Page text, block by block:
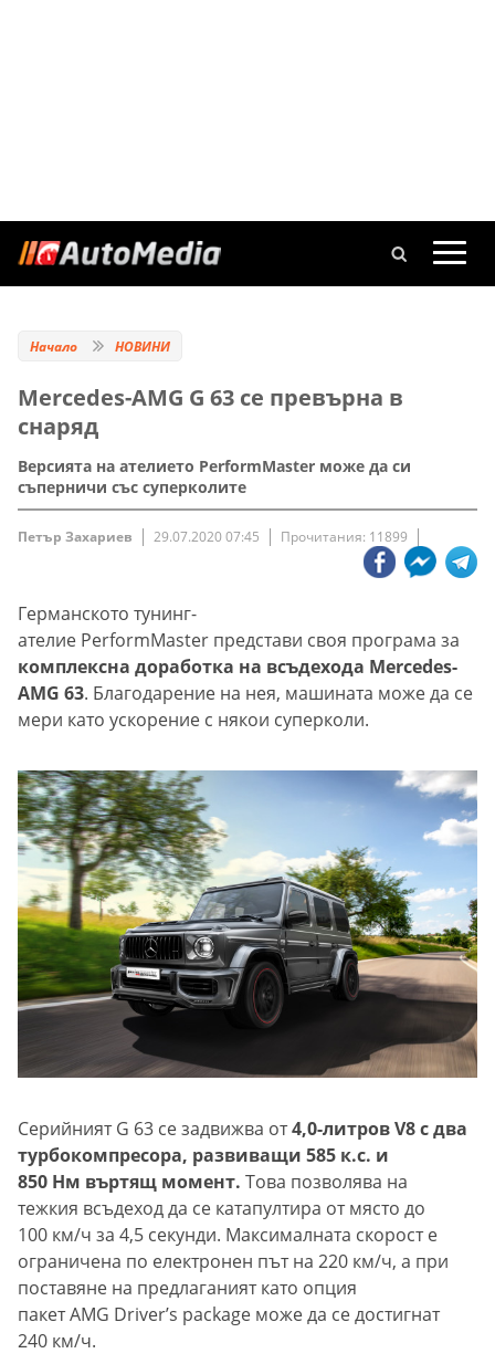
Начало НОВИНИ
Mercedes-AMG G 63 се превърна в
снаряд
Версията на ателието PerformMaster може да си
съперничи със суперколите
Петър Захариев 29.07.2020 07:45 Прочитания: 11899
Германското тунинг-
ателие PerformMaster представи своя програма за
комплексна доработка на всъдехода Mercedes-
AMG 63. Благодарение на нея, машината може да се
мери като ускорение с някои суперколи.
Серийният G 63 се задвижва от4,0-литров V8 с два
турбокомпресора, развиващи 585 к.с. и
850 Нм въртящ момент. Това позволява на
тежкия всъдеход да се катапултира от място до
100 км/ч за 4,5 секунди. Максималната скорост е
ограничена по електронен път на 220 км/ч, а при
поставяне на предлаганият като опция
пакет AMG Driver’s package може да се достигнат
240 км/ч.